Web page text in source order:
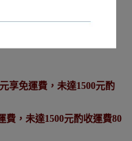
享免運費，未達1500元酌
費，未達1500元酌收運費80